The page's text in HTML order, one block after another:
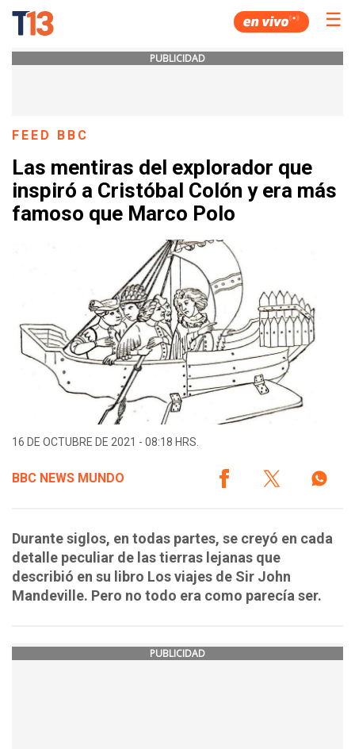
☰
PUBLICIDAD
FEED BBC
Las mentiras del explorador que
inspiró a Cristóbal Colón y era más
famoso que Marco Polo
16 DE OCTUBRE DE 2021 - 08:18 HRS.
BBC NEWS MUNDO
Durante siglos, en todas partes, se creyó en cada
detalle peculiar de las tierras lejanas que
describió en su libro Los viajes de Sir John
Mandeville. Pero no todo era como parecía ser.
PUBLICIDAD